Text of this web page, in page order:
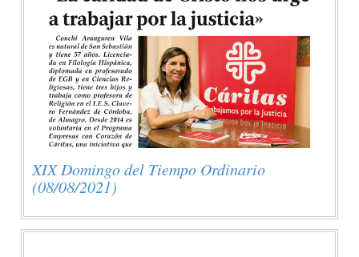
XIX Domingo del Tiempo Ordinario
(08/08/2021)